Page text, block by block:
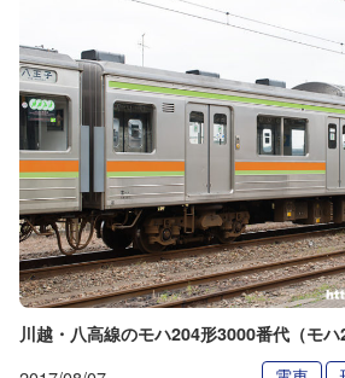
川越・八高線のモハ204形3000番代（モハ